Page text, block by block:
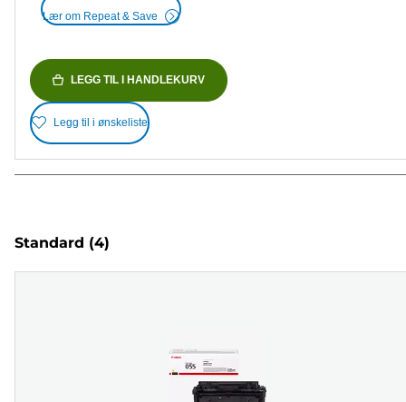
Lær om Repeat & Save
LEGG TIL I HANDLEKURV
Legg til i ønskeliste
Standard (4)